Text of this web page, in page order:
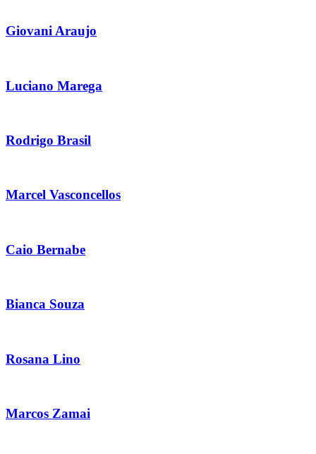
Giovani Araujo
Luciano Marega
Rodrigo Brasil
Marcel Vasconcellos
Caio Bernabe
Bianca Souza
Rosana Lino
Marcos Zamai